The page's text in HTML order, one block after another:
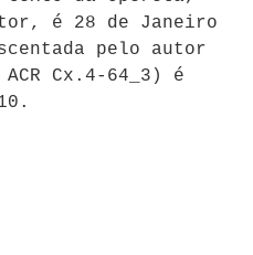
é 28 de Janeiro
pelo autor
Cx.4-64_3) é